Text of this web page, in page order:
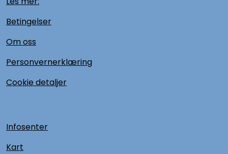
Betingelser
Om oss
Personvernerklæring
Cookie detaljer
Infosenter
Kart